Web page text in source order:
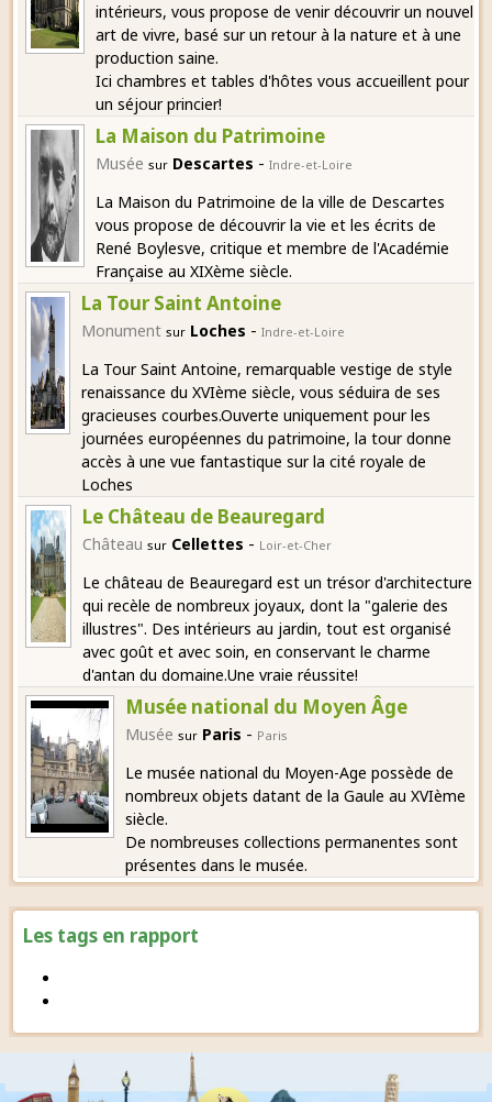
Les tags en rapport
intérieurs, vous propose de venir découvrir un nouvel
art de vivre, basé sur un retour à la nature et à une
production saine.
Ici chambres et tables d'hôtes vous accueillent pour
un séjour princier!
La Maison du Patrimoine
Musée sur Descartes -Indre-et-Loire
La Maison du Patrimoine de la ville de Descartes
vous propose de découvrir la vie et les écrits de
René Boylesve, critique et membre de l'Académie
Française au XIXème siècle.
La Tour Saint Antoine
Monument sur Loches - Indre-et-Loire
La Tour Saint Antoine, remarquable vestige de style
renaissance du XVIème siècle, vous séduira de ses
gracieuses courbes.Ouverte uniquement pour les
journées européennes du patrimoine, la tour donne
accès à une vue fantastique sur la cité royale de
Loches
Le Château de Beauregard
Château sur Cellettes - Loir-et-Cher
Le château de Beauregard est un trésor d'architecture
qui recèle de nombreux joyaux, dont la "galerie des
illustres". Des intérieurs au jardin, tout est organisé
avec goût et avec soin, en conservant le charme
d'antan du domaine.Une vraie réussite!
Musée national du Moyen Âge
Musée sur Paris - Paris
Le musée national du Moyen-Age possède de
nombreux objets datant de la Gaule au XVIème
siècle.
De nombreuses collections permanentes sont
présentes dans le musée.